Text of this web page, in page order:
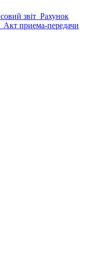
звіт Рахунок
Акт приема-передачи